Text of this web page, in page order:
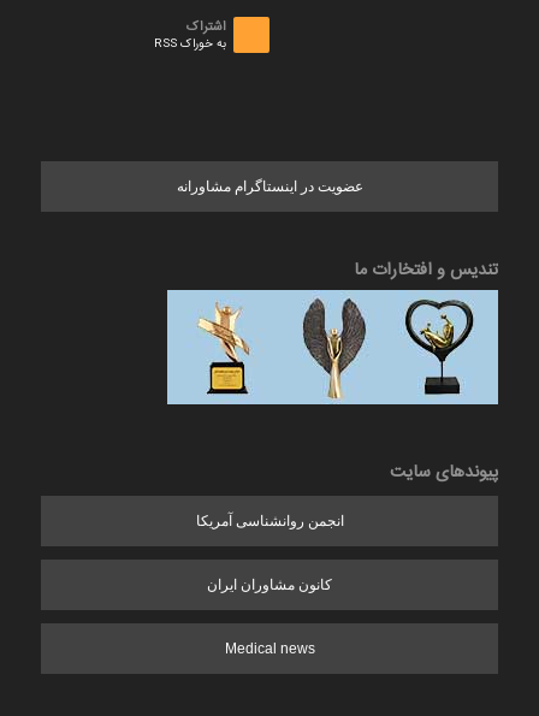
اشتراک
به خوراک RSS
عضویت در اینستاگرام مشاورانه
تندیس و افتخارات ما
پیوندهای سایت
انجمن روانشناسی آمریکا
کانون مشاوران ایران
Medical news